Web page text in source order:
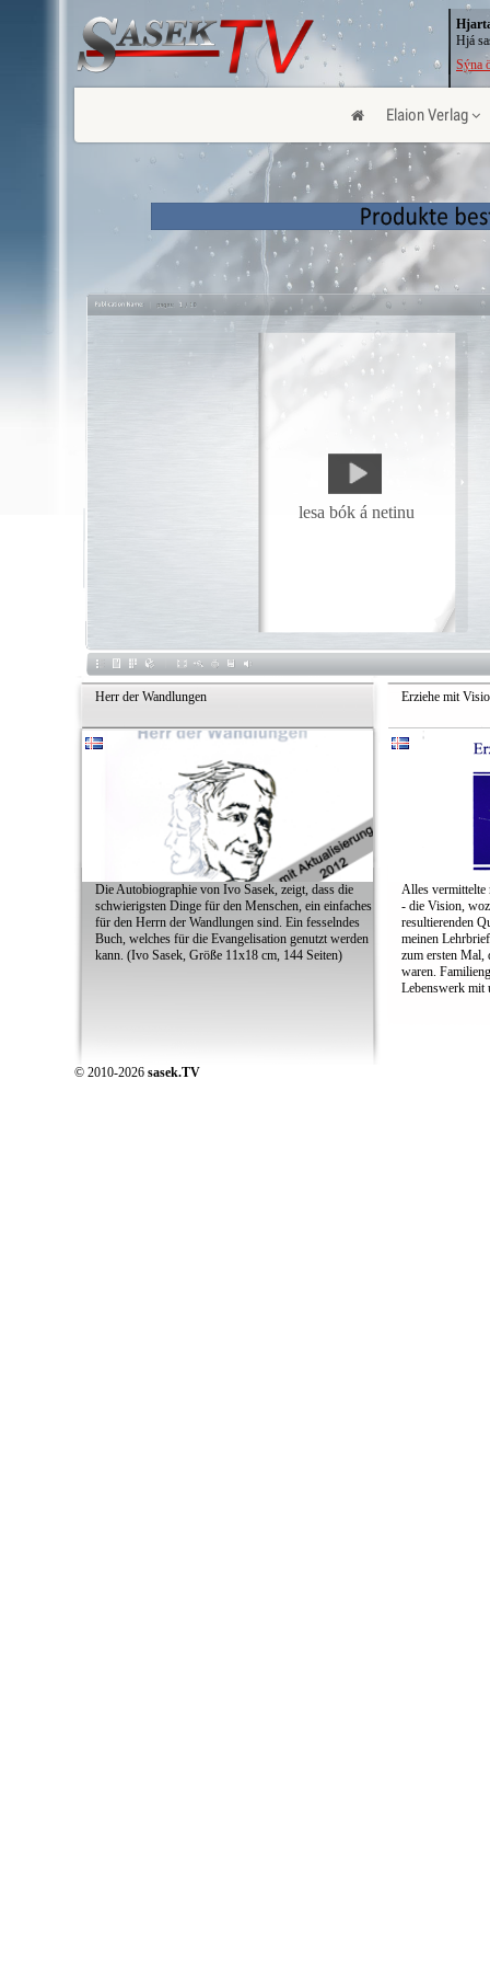
Elaion Verlag
Hjá
Sýna
lesa bók á netinu
Herr der Wandlungen
Die Autobiographie von Ivo Sasek, zeigt, dass die
schwierigsten Dinge für den Menschen, ein einfaches
für den Herrn der Wandlungen sind. Ein fesselndes
Buch, welches für die Evangelisation genutzt werden
kann. (Ivo Sasek, Größe 11x18 cm, 144 Seiten)
Erziehe mit
Alles vermittelte
- die Vision,
resultierenden
meinen
zum ersten Mal,
waren.
Lebenswerk mit
© 2010-2026 sasek.TV